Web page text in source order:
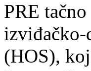
PRE
izviđačko-
(HOS),